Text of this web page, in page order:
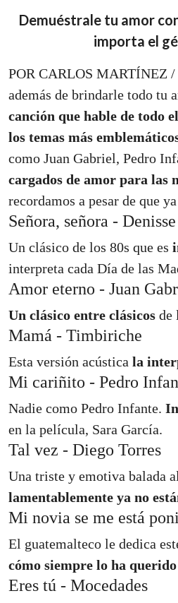
Demuéstrale tu amor
importa el
POR CARLOS MARTÍNEZ /
además de brindarle todo tu
canción que hable de todo
los temas más
como Juan Gabriel, Pedro
cargados de amor para las
recordamos a pesar de que
Señora, señora -
Un clásico de los 80s que es
interpreta cada Día de las
Amor eterno - Juan
Un clásico entre clásicos de
Mamá - Timbiriche
Esta versión acústica la
Mi cariñito - Pedro
Nadie como Pedro Infante.
en la película, Sara García.
Tal vez - Diego Torres
Una triste y emotiva balada
lamentablemente ya no
Mi novia se me está
El guatemalteco le dedica
cómo siempre lo ha querido
Eres tú - Mocedades